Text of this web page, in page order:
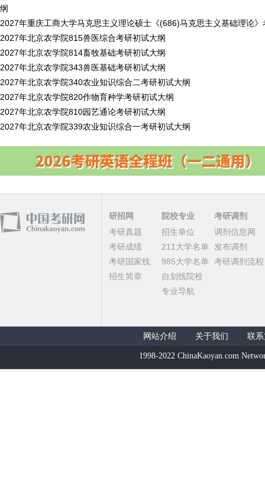
纲
2027年重庆工商大学马克思主义理论硕士《(686)马克思主义基础理论》
2027年北京农学院815兽医综合考研初试大纲
2027年北京农学院814畜牧基础考研初试大纲
2027年北京农学院343兽医基础考研初试大纲
2027年北京农学院340农业知识综合二考研初试大纲
2027年北京农学院820作物育种学考研初试大纲
2027年北京农学院810园艺通论考研初试大纲
2027年北京农学院339农业知识综合一考研初试大纲
研招网
考研真题
考研成绩
考研国家线
招生简章
院校专业
招生单位
211大学名单
985大学名单
自划线院校
专业导航
考研调剂
调剂信息网
发布调剂
考研调剂流程
网站介绍 关于我们 联
1998-2022 ChinaKaoyan.com